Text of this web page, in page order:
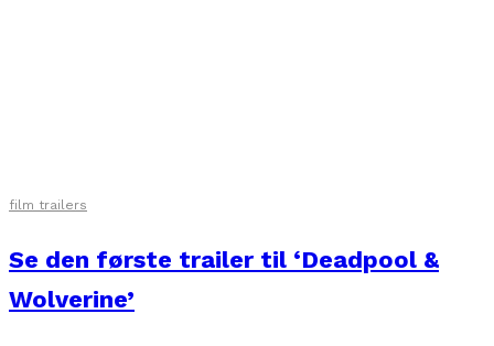
film trailers
Se den første trailer til ‘Deadpool &
Wolverine’